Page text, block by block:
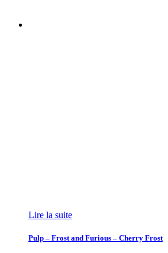
Lire la suite
Pulp – Frost and Furious – Cherry Frost